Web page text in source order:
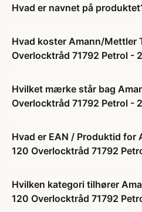
Hvad er navnet på
Hvad koster Amann/Mettler
Overlocktråd 71792 Petrol -
Hvilket mærke står bag
Overlocktråd 71792 Petrol -
Hvad er EAN / Produktid
120 Overlocktråd 71792
Hvilken kategori tilhører
120 Overlocktråd 71792